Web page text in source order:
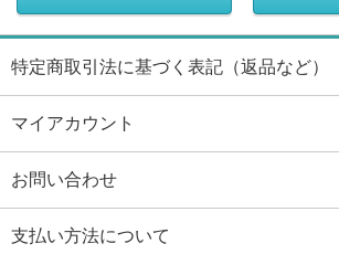
特定商取引法に基づく表記（返品など）
マイアカウント
お問い合わせ
支払い方法について